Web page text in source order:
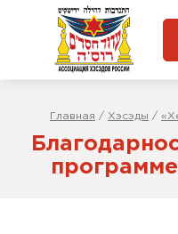
Главная / Хэсэды /